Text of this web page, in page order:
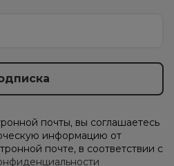
почты, вы соглашаетесь
информацию от
почте, в соответствии с